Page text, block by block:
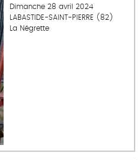
Dimanche 28 avril 2024
LABASTIDE-SAINT-PIERRE (82)
La Négrette